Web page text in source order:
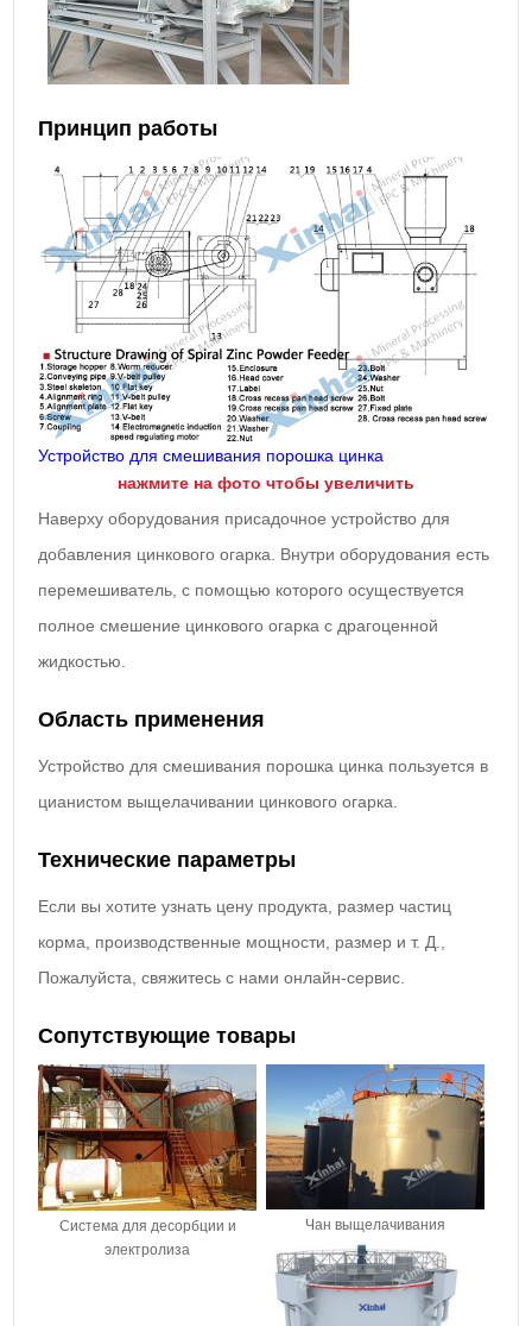
Принцип работы
Устройство для смешивания порошка цинка
нажмите на фото чтобы увеличить
Наверху оборудования присадочное устройство для
добавления цинкового огарка. Внутри оборудования есть
перемешиватель, с помощью которого осуществуется
полное смешение цинкового огарка с драгоценной
жидкостью.
Область применения
Устройство для смешивания порошка цинка пользуется в
цианистом выщелачивании цинкового огарка.
Технические параметры
Если вы хотите узнать цену продукта, размер частиц
корма, производственные мощности, размер и т. Д.,
Пожалуйста, свяжитесь с нами онлайн-сервис.
Сопутствующие товары
Система для десорбции и
электролиза
Чан выщелачивания